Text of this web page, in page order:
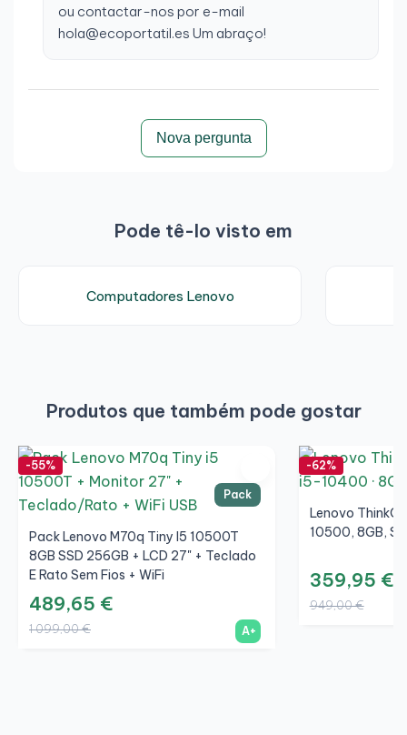
ou contactar-nos por e-mail
hola@ecoportatil.es Um abraço!
Nova pergunta
Pode tê-lo visto em
Computadores Lenovo
Produtos que também pode gostar
Pack
-55%
Pack Lenovo M70q Tiny I5 10500T
8GB SSD 256GB + LCD 27" + Teclado
E Rato Sem Fios + WiFi
489,65 €
1 099,00 € A+
-62%
Lenovo
10500, 8GB,
359,95 €
949,00 €